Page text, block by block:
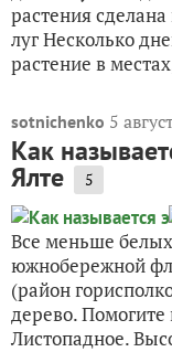
растения
луг Несколько
растение в
sotnichenko 5
Как
Ялте 5
Все меньше
южнобережной
(район
дерево.
Листопадное.